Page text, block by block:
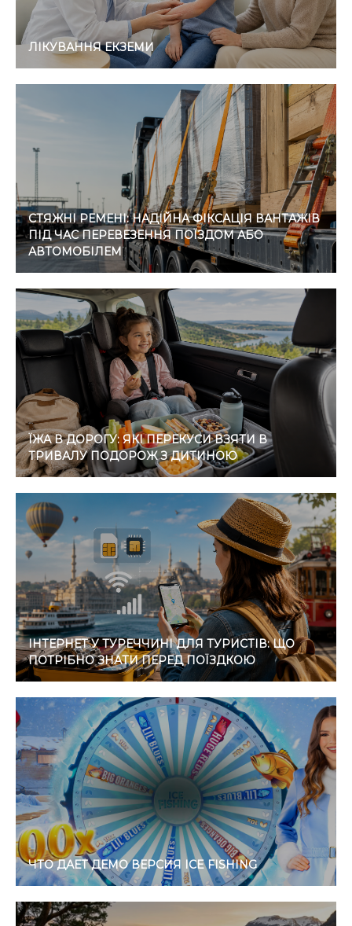
ЛІКУВАННЯ ЕКЗЕМИ
СТЯЖНІ РЕМЕНІ: НАДІЙНА ФІКСАЦІЯ ВАНТАЖІВ
ПІД ЧАС ПЕРЕВЕЗЕННЯ ПОЇЗДОМ АБО
АВТОМОБІЛЕМ
ЇЖА В ДОРОГУ: ЯКІ ПЕРЕКУСИ ВЗЯТИ В
ТРИВАЛУ ПОДОРОЖ З ДИТИНОЮ
ІНТЕРНЕТ У ТУРЕЧЧИНІ ДЛЯ ТУРИСТІВ: ЩО
ПОТРІБНО ЗНАТИ ПЕРЕД ПОЇЗДКОЮ
ЧТО ДАЕТ ДЕМО ВЕРСИЯ ICE FISHING